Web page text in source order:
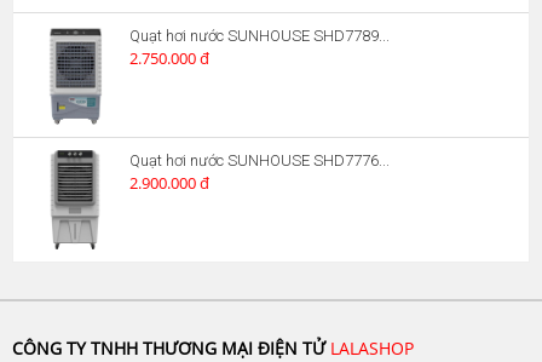
Quạt hơi nước SUNHOUSE SHD7789...
2.750.000 đ
Quạt hơi nước SUNHOUSE SHD7776...
2.900.000 đ
CÔNG TY TNHH THƯƠNG MẠI ĐIỆN TỬ LALASHOP